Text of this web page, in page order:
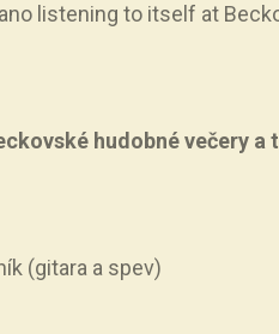
listening to itself at
hudobné večery a
(gitara a spev)